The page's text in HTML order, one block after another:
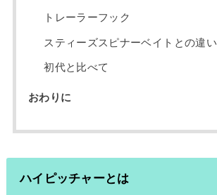
トレーラーフック
スティーズスピナーベイトとの違い
初代と比べて
おわりに
ハイピッチャーとは